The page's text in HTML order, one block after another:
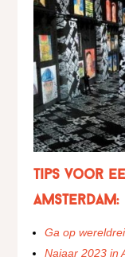
tips voor
Amsterdam:
Ga op
Najaar 2023 in